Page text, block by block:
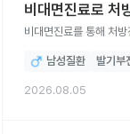
비대면진료로 처
비대면진료를 통해 처
남성질환 발기부
2026.08.05